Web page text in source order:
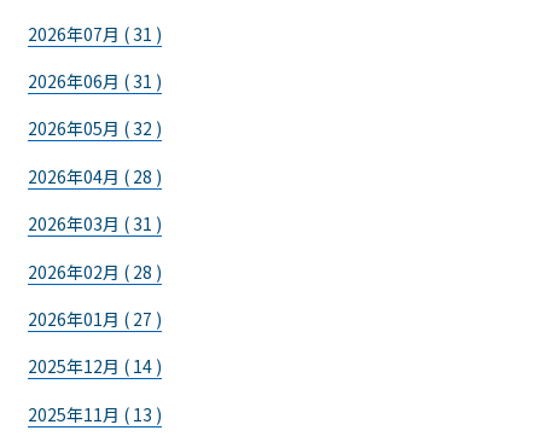
2026年07月 ( 31 )
2026年06月 ( 31 )
2026年05月 ( 32 )
2026年04月 ( 28 )
2026年03月 ( 31 )
2026年02月 ( 28 )
2026年01月 ( 27 )
2025年12月 ( 14 )
2025年11月 ( 13 )